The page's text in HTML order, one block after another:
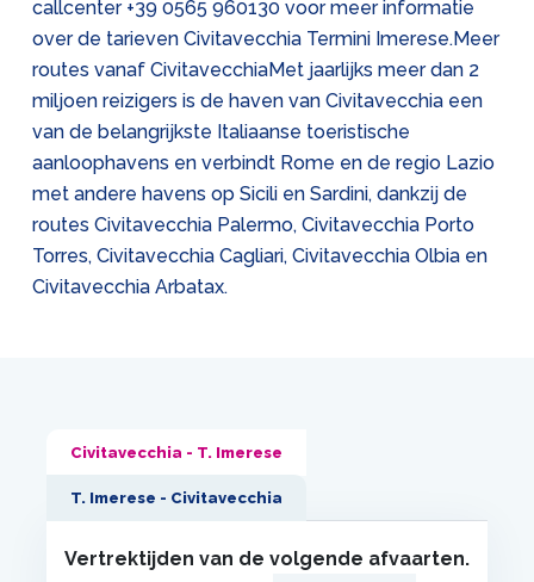
callcenter +39 0565 960130 voor meer informatie
over de tarieven Civitavecchia Termini Imerese.Meer
routes vanaf CivitavecchiaMet jaarlijks meer dan 2
miljoen reizigers is de haven van Civitavecchia een
van de belangrijkste Italiaanse toeristische
aanloophavens en verbindt Rome en de regio Lazio
met andere havens op Sicili en Sardini, dankzij de
routes Civitavecchia Palermo, Civitavecchia Porto
Torres, Civitavecchia Cagliari, Civitavecchia Olbia en
Civitavecchia Arbatax.
Civitavecchia - T. Imerese
T. Imerese - Civitavecchia
Vertrektijden van de volgende afvaarten.